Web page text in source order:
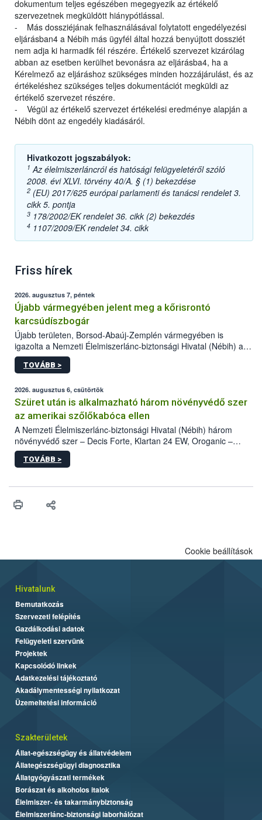
dokumentum teljes egészében megegyezik az értékelő
szervezetnek megküldött hiánypótlással.
- Más dossziéjának felhasználásával folytatott engedélyezési
eljárásban4 a Nébih más ügyfél által hozzá benyújtott dossziét
nem adja ki harmadik fél részére. Értékelő szervezet kizárólag
abban az esetben kerülhet bevonásra az eljárásba4, ha a
Kérelmező az eljáráshoz szükséges minden hozzájárulást, és az
értékeléshez szükséges teljes dokumentációt megküldi az
értékelő szervezet részére.
- Végül az értékelő szervezet értékelési eredménye alapján a
Nébih dönt az engedély kiadásáról.
Hivatkozott jogszabályok:
1 Az élelmiszerláncról és hatósági felügyeletéről szóló
2008. évi XLVI. törvény 40/A. § (1) bekezdése
2 (EU) 2017/625 európai parlamenti és tanácsi rendelet 3.
cikk 5. pontja
3 178/2002/EK rendelet 36. cikk (2) bekezdés
4 1107/2009/EK rendelet 34. cikk
Friss hírek
2026. augusztus 7, péntek
Újabb vármegyében jelent meg a kőrisrontó
karcsúdíszbogár
Újabb területen, Borsod-Abaúj-Zemplén vármegyében is
igazolta a Nemzeti Élelmiszerlánc-biztonsági Hivatal (Nébih) a
kőrisrontó karcsúdíszbogár (Agrilus planipennis) jelenlétét. A
kártevőt nem csak színcsapdában találták meg, de már fertőzött
az intenzív felderítést, emellett az intézkedéseket a szlovák
hatósággal is összehangolják a terjedés megállítása érdekében.
TOVÁBB >
2026. augusztus 6, csütörtök
Szüret után is alkalmazható három növényvédő szer
az amerikai szőlőkabóca ellen
A Nemzeti Élelmiszerlánc-biztonsági Hivatal (Nébih) három
növényvédő szer – Decis Forte, Klartan 24 EW, Oroganic –
engedélyokiratát módosította, így azok a szüretet követően,
egészen a vesszőérettség (BBCH 91) stádiumáig
érésű szőlőkben is legyen lehetőség a károsító elleni további
felhasználók számára is elérhető és ökológiai termesztésben is
TOVÁBB >
Cookie beállítások
Hivatalunk
Bemutatkozás
Szervezeti felépítés
Gazdálkodási adatok
Felügyeleti szervünk
Projektek
Kapcsolódó linkek
Adatkezelési tájékoztató
Akadálymentességi nyilatkozat
Üzemeltetési információ
Szakterületek
Állat-egészségügy és állatvédelem
Állategészségügyi diagnosztika
Állatgyógyászati termékek
Borászat és alkoholos italok
Élelmiszer- és takarmánybiztonság
Élelmiszerlánc-biztonsági laborhálózat